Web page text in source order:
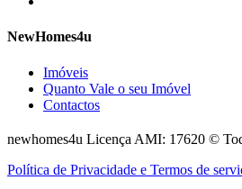
NewHomes4u
Imóveis
Quanto Vale o seu Imóvel
Contactos
newhomes4u Licença AMI: 17620 ©
Política de Privacidade e Termos de